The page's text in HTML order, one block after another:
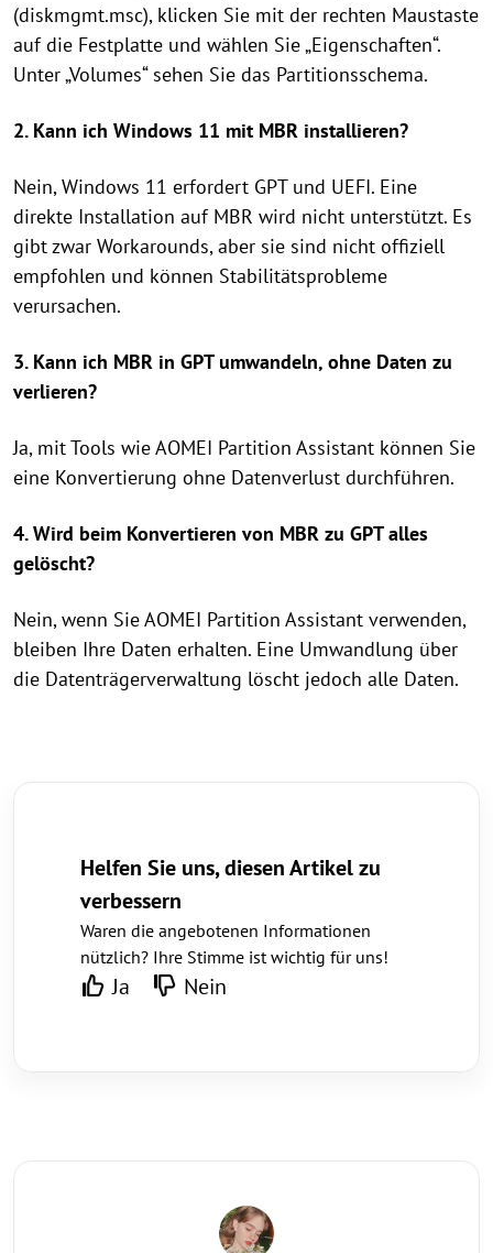
(diskmgmt.msc), klicken Sie mit der rechten Maustaste
auf die Festplatte und wählen Sie „Eigenschaften“.
Unter „Volumes“ sehen Sie das Partitionsschema.
2. Kann ich Windows 11 mit MBR installieren?
Nein, Windows 11 erfordert GPT und UEFI. Eine
direkte Installation auf MBR wird nicht unterstützt. Es
gibt zwar Workarounds, aber sie sind nicht offiziell
empfohlen und können Stabilitätsprobleme
verursachen.
3. Kann ich MBR in GPT umwandeln, ohne Daten zu
verlieren?
Ja, mit Tools wie AOMEI Partition Assistant können Sie
eine Konvertierung ohne Datenverlust durchführen.
4. Wird beim Konvertieren von MBR zu GPT alles
gelöscht?
Nein, wenn Sie AOMEI Partition Assistant verwenden,
bleiben Ihre Daten erhalten. Eine Umwandlung über
die Datenträgerverwaltung löscht jedoch alle Daten.
Helfen Sie uns, diesen Artikel zu
verbessern
Waren die angebotenen Informationen
nützlich? Ihre Stimme ist wichtig für uns!
Ja Nein